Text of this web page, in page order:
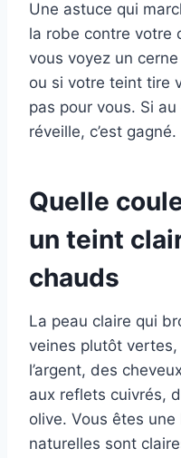
Une astuce qui
la robe contre votre
vous voyez un
ou si votre teint tire
pas pour vous. Si
réveille, c’est gagné.
Quelle
un teint
chauds
La peau claire qui
veines plutôt vertes,
l’argent, des
aux reflets cuivrés,
olive. Vous êtes
naturelles sont